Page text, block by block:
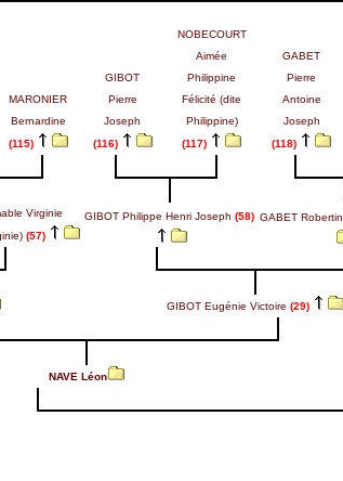
MARONIER
Bernardine
(115)
GIBOT
Pierre
Joseph
(116)
NOBECOURT
Aimée
Philippine
Félicité (dite
Philippine)
(117)
GABET
Pierre
Antoine
Joseph
(118)
Virginie
(57)
GIBOT Philippe Henri Joseph (58) GABET
GIBOT Eugénie Victoire (29)
NAVE Léon